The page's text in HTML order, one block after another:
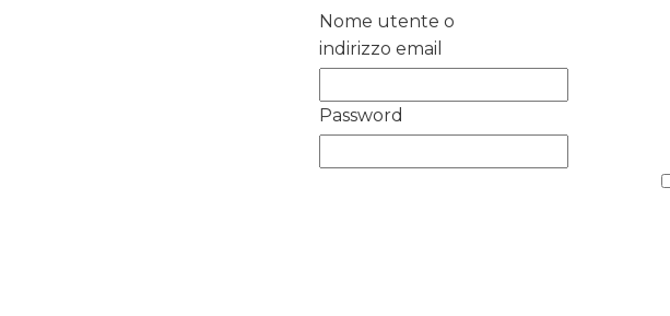
Nome utente o
indirizzo email
Password